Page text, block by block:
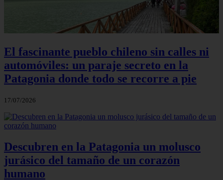
El fascinante pueblo chileno sin calles ni
automóviles: un paraje secreto en la
Patagonia donde todo se recorre a pie
17/07/2026
Descubren en la Patagonia un molusco
jurásico del tamaño de un corazón
humano